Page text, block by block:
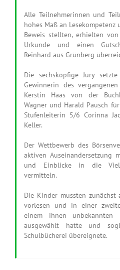
Alle Teilnehmerinnen und
hohes Maß an Lesekompetenz
Beweis stellten, erhielten
Urkunde und einen
Reinhard aus Grünberg
Die sechsköpfige Jury
Gewinnerin des
Kerstin Haas von der
Wagner und Harald Pausch
Stufenleiterin 5/6 Corinna
Keller.
Der Wettbewerb des
aktiven Auseinandersetzung
und Einblicke in die
vermitteln.
Die Kinder mussten zunächst
vorlesen und in einer
einem ihnen unbekannten
ausgewählt hatte und
Schulbücherei übereignete.